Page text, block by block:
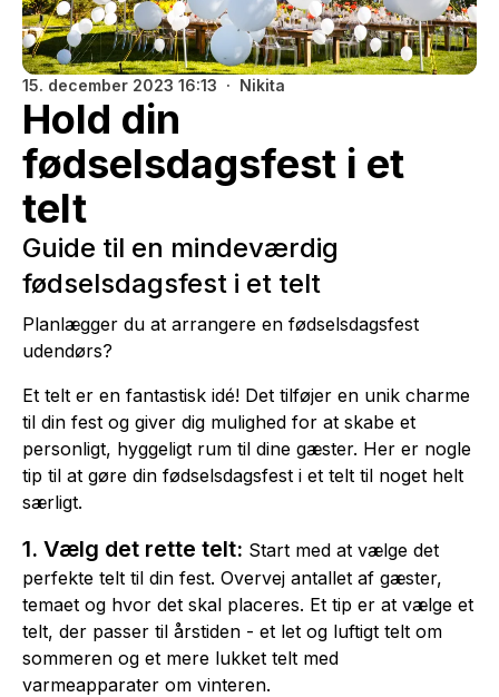
15. december 2023 16:13 Nikita
Hold din
fødselsdagsfest i et
telt
Guide til en mindeværdig
fødselsdagsfest i et telt
Planlægger du at arrangere en fødselsdagsfest
udendørs?
Et telt er en fantastisk idé! Det tilføjer en unik charme
til din fest og giver dig mulighed for at skabe et
personligt, hyggeligt rum til dine gæster. Her er nogle
tip til at gøre din fødselsdagsfest i et telt til noget helt
særligt.
1. Vælg det rette telt: Start med at vælge det
perfekte telt til din fest. Overvej antallet af gæster,
temaet og hvor det skal placeres. Et tip er at vælge et
telt, der passer til årstiden - et let og luftigt telt om
sommeren og et mere lukket telt med
varmeapparater om vinteren.